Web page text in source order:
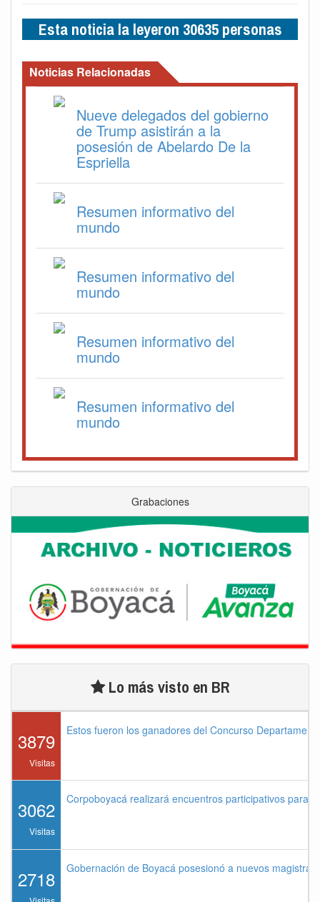
Esta noticia la leyeron 30635 personas
Noticias Relacionadas
Nueve delegados del gobierno
de Trump asistirán a la
posesión de Abelardo De la
Espriella
Resumen informativo del
mundo
Resumen informativo del
mundo
Resumen informativo del
mundo
Resumen informativo del
mundo
Grabaciones
Lo más visto en BR
3879
Visitas
Estos fueron los ganadores del Concurso
3062
Visitas
Corpoboyacá realizará encuentros participativos para
2718 Gobernación de Boyacá posesionó a nuevos